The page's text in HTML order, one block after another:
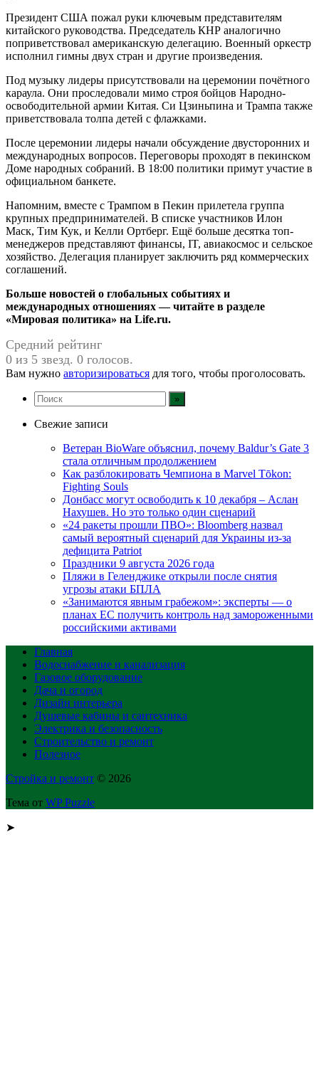
Президент США пожал руки ключевым представителям
китайского руководства. Председатель КНР аналогично
поприветствовал американскую делегацию. Военный оркестр
исполнил гимны двух стран и другие произведения.
Под музыку лидеры присутствовали на церемонии почётного
караула. Они проследовали мимо строя бойцов Народно-
освободительной армии Китая. Си Цзиньпина и Трампа также
приветствовала толпа детей с флажками.
После церемонии лидеры начали обсуждение двусторонних и
международных вопросов. Переговоры проходят в пекинском
Доме народных собраний. В 18:00 политики примут участие в
официальном банкете.
Напомним, вместе с Трампом в Пекин прилетела группа
крупных предпринимателей. В списке участников Илон
Маск, Тим Кук, и Келли Ортберг. Ещё больше десятка топ-
менеджеров представляют финансы, IT, авиакосмос и сельское
хозяйство. Делегация планирует заключить ряд коммерческих
соглашений.
Больше новостей о глобальных событиях и
международных отношениях — читайте в разделе
«Мировая политика» на Life.ru.
Средний рейтинг
0 из 5 звезд. 0 голосов.
Вам нужно авторизироваться для того, чтобы проголосовать.
Свежие записи
Ветеран BioWare объяснил, почему Baldur’s Gate 3
стала отличным продолжением
Как разблокировать Чемпиона в Marvel Tōkon:
Fighting Souls
Донбасс могут освободить к 10 декабря – Аслан
Нахушев. Но это только один сценарий
«24 ракеты прошли ПВО»: Bloomberg назвал
самый вероятный сценарий для Украины из-за
дефицита Patriot
Праздники 9 августа 2026 года
Пляжи в Геленджике открыли после снятия
угрозы атаки БПЛА
«Занимаются явным грабежом»: эксперты — о
планах ЕС получить контроль над замороженными
российскими активами
Главная
Водоснабжение и канализация
Газовое оборудование
Дача и огород
Дизайн интерьера
Душевые кабины и сантехника
Электрика и безопасность
Строительство и ремонт
Полезное
Стройка и ремонт © 2026
Тема от WP Puzzle
➤